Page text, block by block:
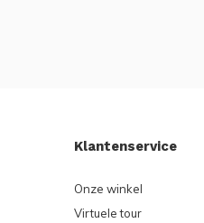
Klantenservice
Onze winkel
Virtuele tour